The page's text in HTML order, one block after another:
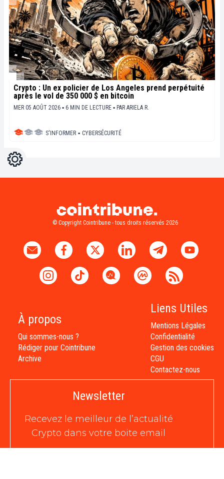
Crypto : Un ex policier de Los Angeles prend perpétuité
après le vol de 350 000 $ en bitcoin
MER 05 AOÛT 2026 ▪ 6 MIN DE LECTURE ▪ PAR ARIELA R.
S'INFORMER ▪ CYBERSÉCURITÉ
Réglages
© Copyright Cointribune - tous droits réservés 2026
À propos
Qui sommes-nous ?
Rédiger pour Cointribune
Archive
Liens Utiles
Mentions Légales
Confidentialité
Gestion des cookies
CGU
Contactez-nous
Newsletter
Recevez le meilleur de l’actualité
Crypto dans votre boite email